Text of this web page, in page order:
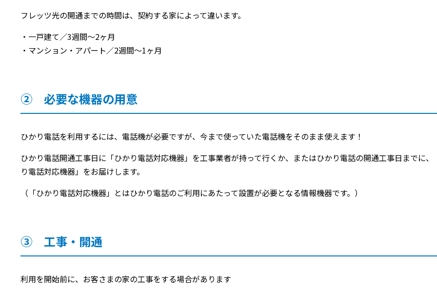
フレッツ光の開通までの時間は、契約する家によって違います。
・一戸建て／3週間～2ヶ月
・マンション・アパート／2週間～1ヶ月
② 必要な機器の用意
ひかり電話を利用するには、電話機が必要ですが、今まで使っていた電話機をそのまま使えます！
ひかり電話開通工事日に「ひかり電話対応機器」を工事業者が持って行くか、またはひかり電話の開通工事日までに、
り電話対応機器」をお届けします。
（「ひかり電話対応機器」とはひかり電話のご利用にあたって設置が必要となる情報機器です。）
③ 工事・開通
利用を開始前に、お客さまの家の工事をする場合があります